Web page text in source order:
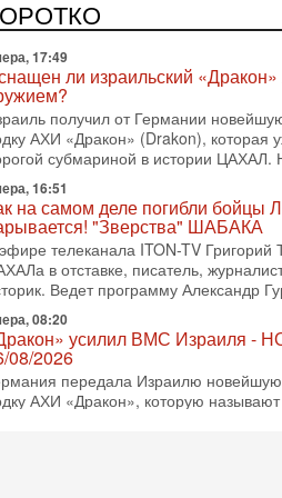
политический альянс? Что
раскладом сил, если
17:49
ли израильский
получил от Германии
АХИ «Дракон» (Drakon), которая
субмариной в истории ЦАХАЛ.
16:51
на самом деле погибли бойцы
"Зверства" ШАБАКА
телеканала ITON-TV
в отставке, писатель,
Ведет программу Александр
08:20
усилил ВМС Израиля -
08/2026
передала Израилю
АХИ «Дракон», которую